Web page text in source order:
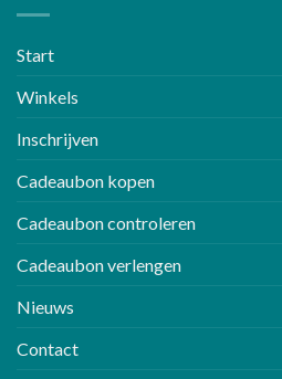
Start
Winkels
Inschrijven
Cadeaubon kopen
Cadeaubon controleren
Cadeaubon verlengen
Nieuws
Contact